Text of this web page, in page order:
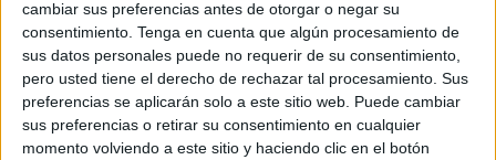
cambiar sus preferencias antes de otorgar o negar su
consentimiento. Tenga en cuenta que algún procesamiento de
sus datos personales puede no requerir de su consentimiento,
pero usted tiene el derecho de rechazar tal procesamiento. Sus
preferencias se aplicarán solo a este sitio web. Puede cambiar
sus preferencias o retirar su consentimiento en cualquier
momento volviendo a este sitio y haciendo clic en el botón
incendios en África que en el Amazonas
https://t.co/JvLNKh0UYw
pic.twitter.com/ftKJZ8xyL3
— FOROtv (@Foro_TV)August 29, 2019